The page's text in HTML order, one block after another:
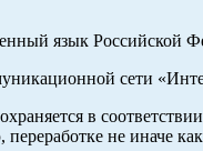
язык Российской
сети
в
не иначе